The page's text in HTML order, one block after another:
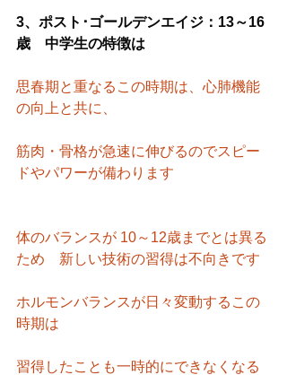
3、ポスト･ゴールデンエイジ：13～16
歳　中学生の特徴は
思春期と重なるこの時期は、心肺機能
の向上と共に、
筋肉・骨格が急速に伸びるのでスピー
ドやパワーが備わります
体のバランスが 10～12歳までとは異る
ため　新しい技術の習得は不向きです
ホルモンバランスが日々変動するこの
時期は
習得したことも一時的にできなくなる